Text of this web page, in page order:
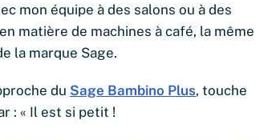
mon équipe à des salons ou à des
matière de machines à café, la même
la marque Sage.
du Sage Bambino Plus, touche
: « Il est si petit !